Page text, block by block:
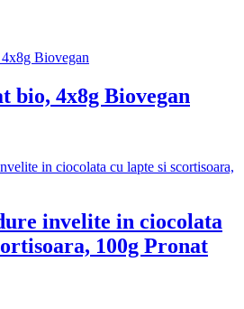
bio, 4x8g Biovegan
invelite in ciocolata
100g Pronat